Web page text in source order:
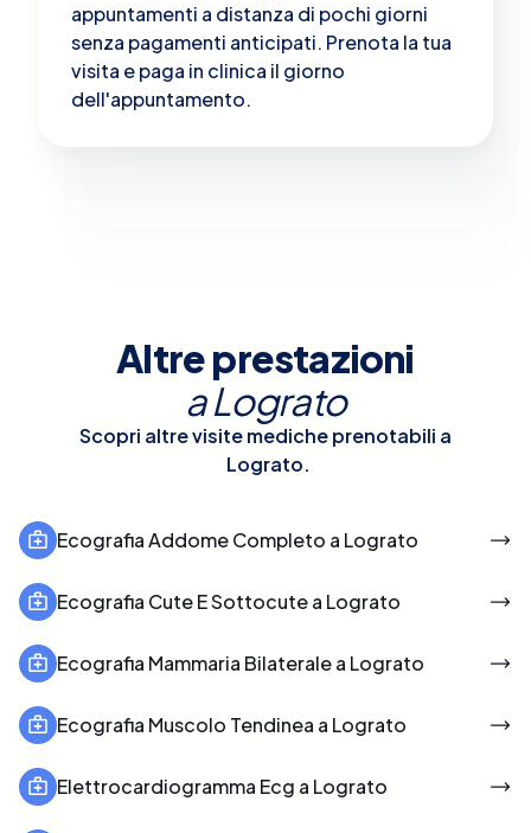
appuntamenti a distanza di pochi giorni
senza pagamenti anticipati. Prenota la tua
visita e paga in clinica il giorno
dell'appuntamento.
Altre prestazioni
aLograto
Scopri altre visite mediche prenotabili a
Lograto.
Ecografia Addome Completo a Lograto
Ecografia Cute E Sottocute a Lograto
Ecografia Mammaria Bilaterale a Lograto
Ecografia Muscolo Tendinea a Lograto
Elettrocardiogramma Ecg a Lograto